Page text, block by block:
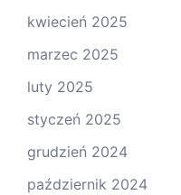
kwiecień 2025
marzec 2025
luty 2025
styczeń 2025
grudzień 2024
październik 2024